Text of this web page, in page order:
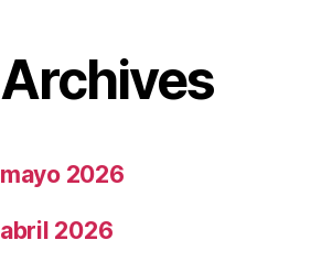
Archives
mayo 2026
abril 2026